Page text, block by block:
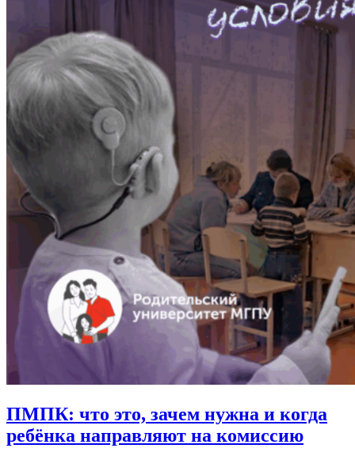
ПМПК: что это, зачем нужна и когда
ребёнка направляют на комиссию